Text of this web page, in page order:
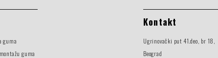
guma
guma
Kontakt
Ugrinovački put 41.deo, br 18,
Beograd